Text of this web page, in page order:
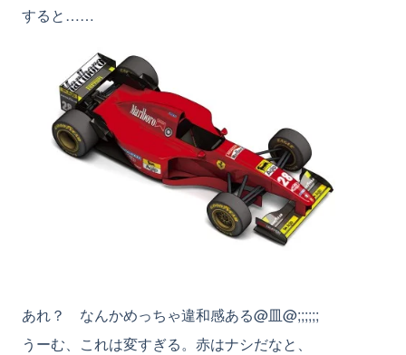
すると……
あれ？ なんかめっちゃ違和感ある@皿@;;;;;;
うーむ、これは変すぎる。赤はナシだなと、